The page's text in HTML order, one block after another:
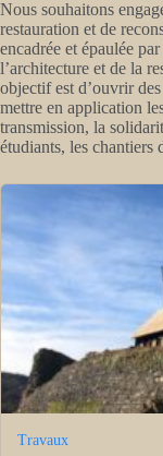
Nous souhaitons
restauration et de
encadrée et épaulée
l’architecture et de la
objectif est d’ouvrir
mettre en application
transmission, la
étudiants, les chantiers
Travaux